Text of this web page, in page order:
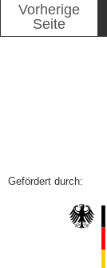
Vorherige
Seite